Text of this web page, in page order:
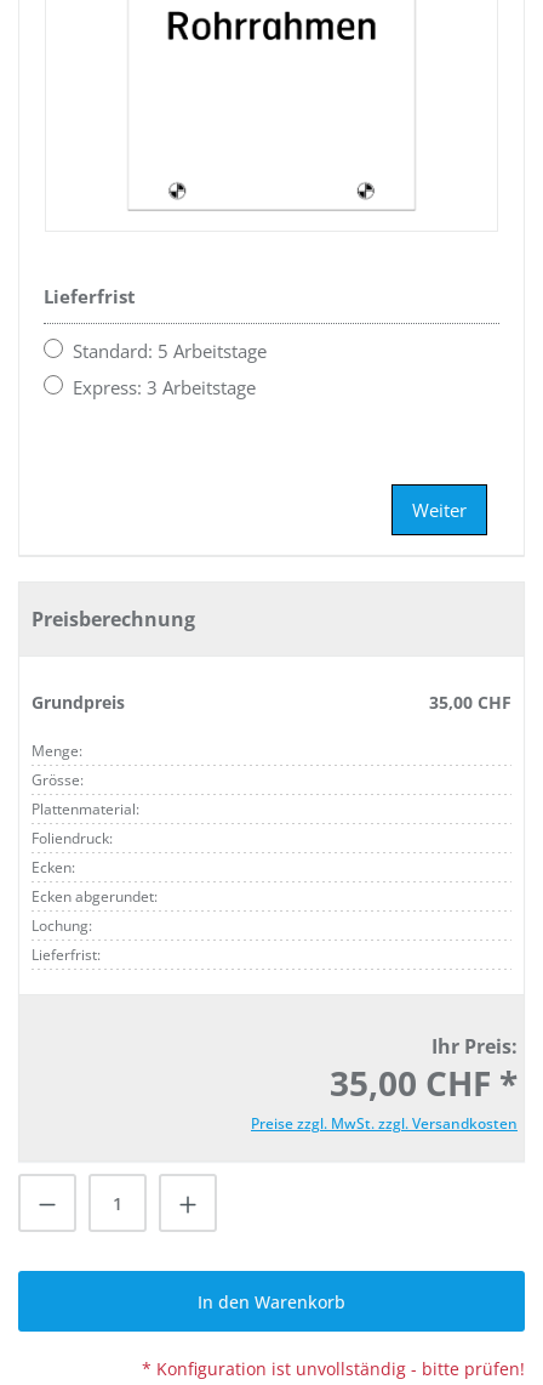
Lieferfrist
Standard: 5 Arbeitstage
Express: 3 Arbeitstage
Weiter
Preisberechnung
Grundpreis 35,00 CHF
Menge:
Grösse:
Plattenmaterial:
Foliendruck:
Ecken:
Ecken abgerundet:
Lochung:
Lieferfrist:
Ihr Preis:
35,00 CHF *
Preise zzgl. MwSt. zzgl. Versandkosten
Produkt Anzahl: Gib den gewünschten
In den Warenkorb
* Konfiguration ist unvollständig - bitte prüfen!